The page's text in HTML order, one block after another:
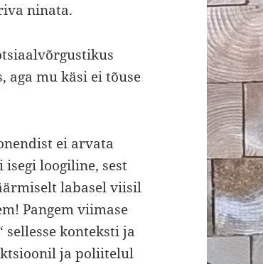
ninata.
mu käsi ei tõuse
ei arvata
loogiline, sest
labasel viisil
Pangem viimase
konteksti ja
ja poliitelul